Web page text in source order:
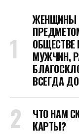
ЖЕНЩИНЫ
МУЖЧИН,
ВСЕГДА
ЧТО НАМ
КАРТЫ?